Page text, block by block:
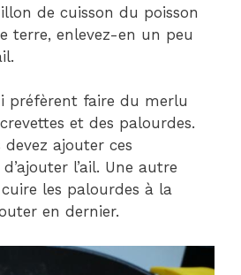
de cuisson du poisson
terre, enlevez-en un peu
préfèrent faire du merlu
et des palourdes.
devez ajouter ces
l’ail. Une autre
les palourdes à la
en dernier.